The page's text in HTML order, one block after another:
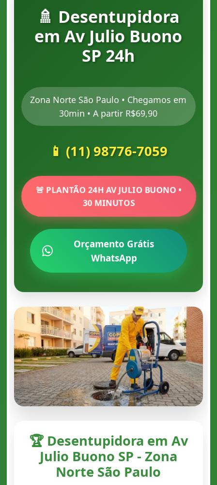
🚿 Desentupidora
em Av Julio Buono
SP 24h
Zona Norte São Paulo • Chegamos em
30min • A partir R$69,90
📱 (11) 98776-7059
🚨 PLANTÃO 24H AV JULIO BUONO •
30 MINUTOS
Orçamento Grátis
WhatsApp
🏆 Desentupidora em Av
Julio Buono SP - Zona
Norte São Paulo